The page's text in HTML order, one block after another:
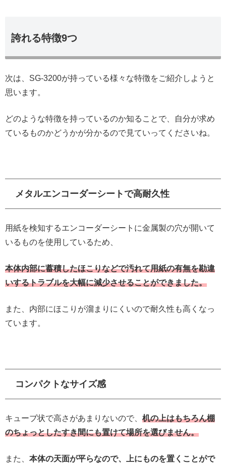
誇れる特徴9つ
次は、SG-3200が持っている様々な特徴をご紹介しようと
思います。
どのような特徴を持っているのか知ることで、自分が求め
ているものかどうかが分かるので見ていってくださいね。
メタルエンコーダーシートで高耐久性
用紙を検知するエンコーダーシートに金属製の穴が開いて
いるものを使用しているため、
本体内部に蓄積したほこりなどで汚れて用紙の有無を勘違
いするトラブルを大幅に減少させることができました。
また、内部にほこりが溜まりにくいので耐久性も高くなっ
ています。
コンパクトなサイズ感
キューブ状で高さがあまりないので、 机の上はもちろん棚
のちょっとしたすき間にも置けて場所を選びません。
また、 本体の天面が平らなので、上にものを置くことがで